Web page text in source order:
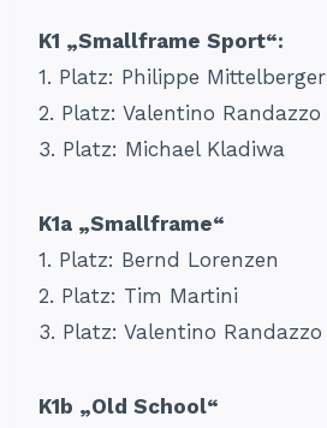
K1 „Smallframe Sport“:
1.⁠ ⁠Platz: Philippe Mittelberger
2.⁠ ⁠Platz: Valentino Randazzo
3.⁠ ⁠Platz: Michael Kladiwa
K1a „Smallframe“
1.⁠ ⁠Platz: Bernd Lorenzen
2.⁠ ⁠Platz: Tim Martini
3.⁠ ⁠Platz: Valentino Randazzo
K1b „Old School“